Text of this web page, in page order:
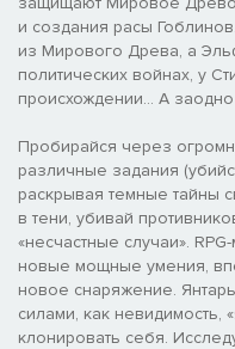
и создания расы
из Мирового Древа, а
политических войнах, у
происхождении... А
Пробирайся через
различные задания
раскрывая темные тайны
в тени, убивай
«несчастные случаи».
новые мощные умения,
новое снаряжение.
силами, как невидимость,
клонировать себя.